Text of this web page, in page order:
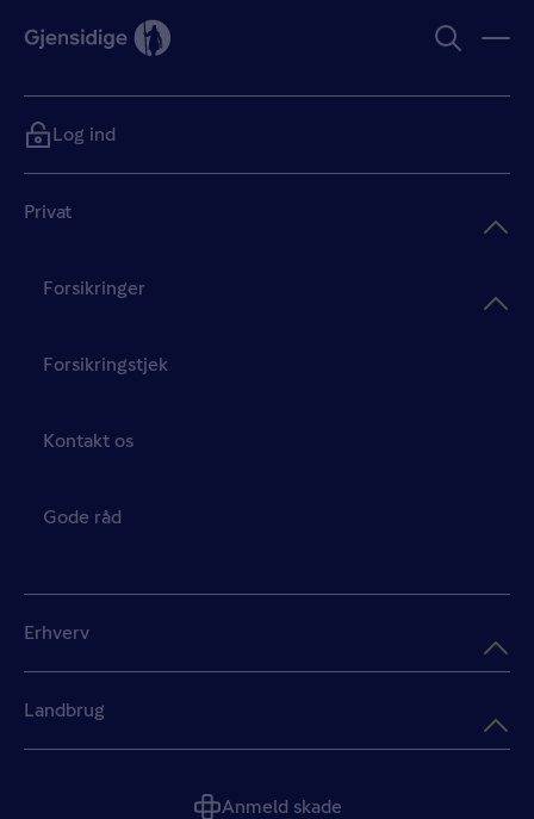
Privat
Forsikringer
Forsikringstjek
Kontakt os
Gode råd
Erhverv
Landbrug
Anmeld skade
Log ind